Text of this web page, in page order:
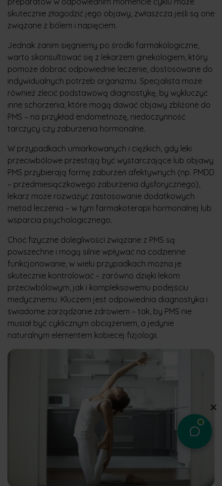
skutecznie złagodzić jego objawy, zwłaszcza jeśli są one
związane z bólem i napięciem.
Jednak zanim sięgniemy po środki farmakologiczne,
warto skonsultować się z lekarzem ginekologiem, który
pomoże dobrać odpowiednie leczenie, dostosowane do
indywidualnych potrzeb organizmu. Specjalista może
również zlecić podstawową diagnostykę, by wykluczyć
inne schorzenia, które mogą dawać objawy zbliżone do
PMS – na przykład endometriozę, niedoczynność
tarczycy czy zaburzenia hormonalne.
W przypadkach umiarkowanych i ciężkich, gdy leki
przeciwbólowe przestają być wystarczające lub objawy
PMS przybierają formę zaburzeń afektywnych (np. PMDD
– przedmiesiączkowego zaburzenia dysforycznego),
lekarz może rozważyć zastosowanie dodatkowych
metod leczenia – w tym farmakoterapii hormonalnej lub
wsparcia psychologicznego.
Choć fizyczne dolegliwości związane z PMS są
powszechne i mogą silnie wpływać na codzienne
funkcjonowanie, w wielu przypadkach można je
skutecznie kontrolować – zarówno dzięki lekom
przeciwbólowym, jak i kompleksowemu podejściu
medycznemu. Kluczem jest odpowiednia diagnostyka i
świadome zarządzanie zdrowiem – tak, by PMS nie
musiał być cyklicznym obciążeniem, a jedynie
naturalnym elementem kobiecej fizjologii.